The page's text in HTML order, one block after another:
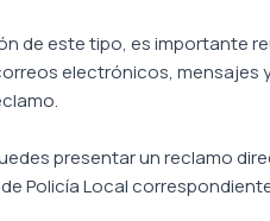
de este tipo, es importante
electrónicos,
presentar un reclamo
Policía Local